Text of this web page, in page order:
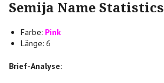
Semija Name Statistics
Farbe: Pink
Länge: 6
Brief-Analyse: